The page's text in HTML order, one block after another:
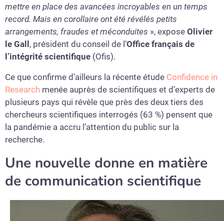
mettre en place des avancées incroyables en un temps
record. Mais en corollaire ont été révélés petits
arrangements, fraudes et méconduites », expose Olivier
le Gall, président du conseil de l’Office français de
l’intégrité scientifique (Ofis).
Ce que confirme d’ailleurs la récente étude Confidence in
Research menée auprès de scientifiques et d’experts de
plusieurs pays qui révèle que près des deux tiers des
chercheurs scientifiques interrogés (63 %) pensent que
la pandémie a accru l’attention du public sur la
recherche.
Une nouvelle donne en matière
de communication scientifique